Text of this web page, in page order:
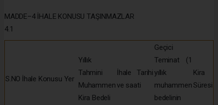
MADDE–4 İHALE KONUSU TAŞINMAZLAR
4.1
S.NO İhale Konusu Yer
Yıllık
Tahmini
Muhammen
Kira Bedeli
İhale Tarihi
ve saati
Geçici
Teminat (1
yıllık
muhammen
bedelinin
Kira
Süresi